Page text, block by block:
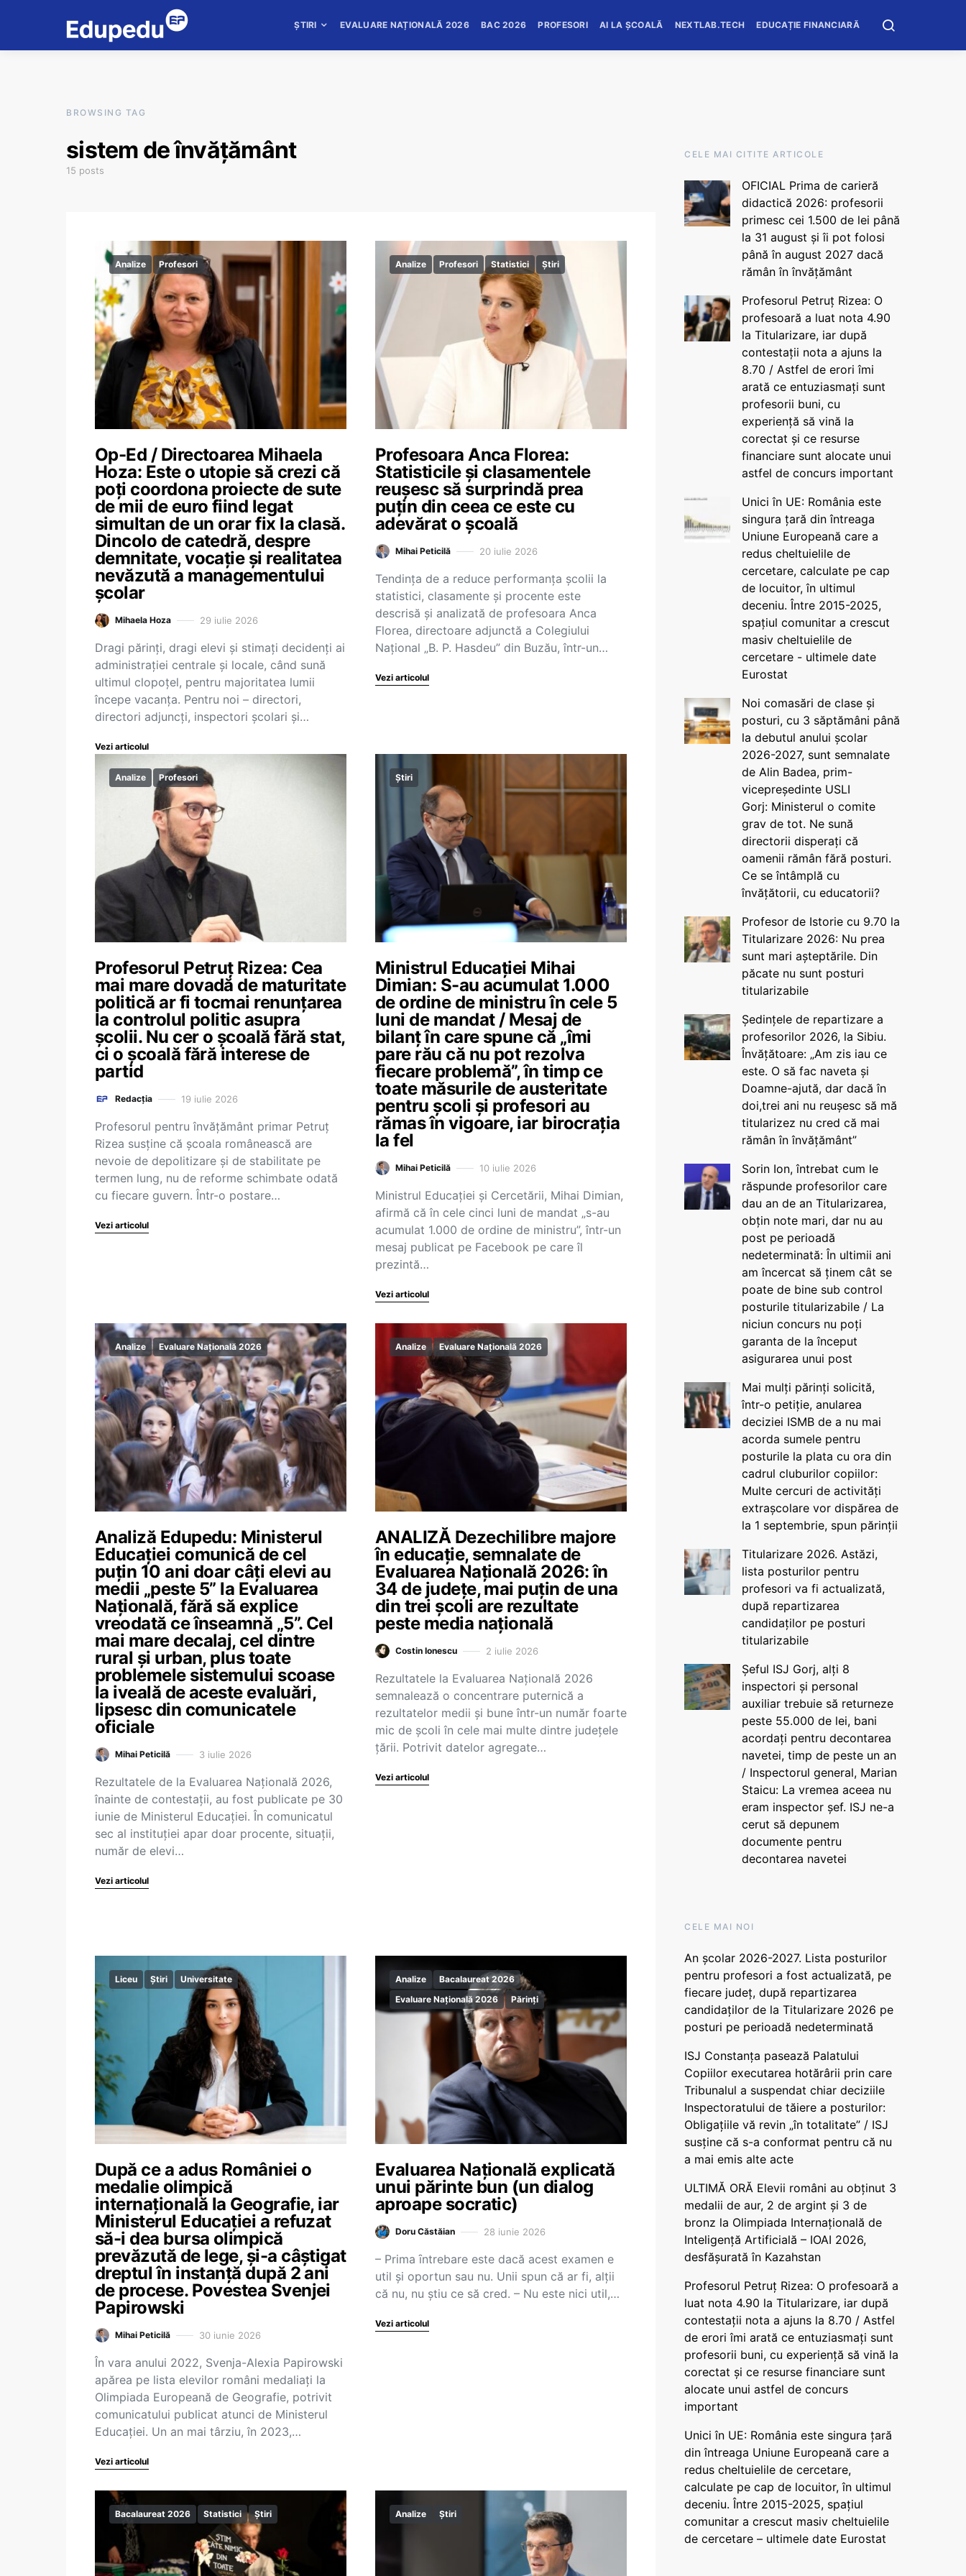
ȘTIRI EVALUARE NAȚIONALĂ 2026 BAC 2026 PROFESORI AI LA ȘCOALĂ NEXTLAB.TECH EDUCAȚIE FINANCIARĂ
BROWSING TAG
sistem de învățământ
15 posts
Analize Profesori
Op-Ed / Directoarea Mihaela
Hoza: Este o utopie să crezi că
poți coordona proiecte de sute
de mii de euro fiind legat
simultan de un orar fix la clasă.
Dincolo de catedră, despre
demnitate, vocație și realitatea
nevăzută a managementului
școlar
Mihaela Hoza 29 iulie 2026
Dragi părinți, dragi elevi și stimați decidenți ai
administrației centrale și locale, când sună
ultimul clopoțel, pentru majoritatea lumii
începe vacanța. Pentru noi – directori,
directori adjuncți, inspectori școlari și…
Vezi articolul
Analize Profesori Statistici Știri
Profesoara Anca Florea:
Statisticile și clasamentele
reușesc să surprindă prea
puțin din ceea ce este cu
adevărat o școală
Mihai Peticilă 20 iulie 2026
Tendința de a reduce performanța școlii la
statistici, clasamente și procente este
descrisă și analizată de profesoara Anca
Florea, directoare adjunctă a Colegiului
Național „B. P. Hasdeu” din Buzău, într-un…
Vezi articolul
Analize Profesori
Profesorul Petruț Rizea: Cea
mai mare dovadă de maturitate
politică ar fi tocmai renunțarea
la controlul politic asupra
școlii. Nu cer o școală fără stat,
ci o școală fără interese de
partid
Redacția 19 iulie 2026
Profesorul pentru învățământ primar Petruț
Rizea susține că școala românească are
nevoie de depolitizare și de stabilitate pe
termen lung, nu de reforme schimbate odată
cu fiecare guvern. Într-o postare…
Vezi articolul
Știri
Ministrul Educației Mihai
Dimian: S-au acumulat 1.000
de ordine de ministru în cele 5
luni de mandat / Mesaj de
bilanț în care spune că „îmi
pare rău că nu pot rezolva
fiecare problemă”, în timp ce
toate măsurile de austeritate
pentru școli și profesori au
rămas în vigoare, iar birocrația
la fel
Mihai Peticilă 10 iulie 2026
Ministrul Educației și Cercetării, Mihai Dimian,
afirmă că în cele cinci luni de mandat „s-au
acumulat 1.000 de ordine de ministru”, într-un
mesaj publicat pe Facebook pe care îl
prezintă…
Vezi articolul
Analize Evaluare Națională 2026
Analiză Edupedu: Ministerul
Educației comunică de cel
puțin 10 ani doar câți elevi au
medii „peste 5” la Evaluarea
Națională, fără să explice
vreodată ce înseamnă „5”. Cel
mai mare decalaj, cel dintre
rural și urban, plus toate
problemele sistemului scoase
la iveală de aceste evaluări,
lipsesc din comunicatele
oficiale
Mihai Peticilă 3 iulie 2026
Rezultatele de la Evaluarea Națională 2026,
înainte de contestații, au fost publicate pe 30
iunie de Ministerul Educației. În comunicatul
sec al instituției apar doar procente, situații,
număr de elevi…
Vezi articolul
Analize Evaluare Națională 2026
ANALIZĂ Dezechilibre majore
în educație, semnalate de
Evaluarea Națională 2026: în
34 de județe, mai puțin de una
din trei școli are rezultate
peste media națională
Costin Ionescu 2 iulie 2026
Rezultatele la Evaluarea Națională 2026
semnalează o concentrare puternică a
rezultatelor medii și bune într-un număr foarte
mic de școli în cele mai multe dintre județele
țării. Potrivit datelor agregate…
Vezi articolul
Liceu Știri Universitate
După ce a adus României o
medalie olimpică
internațională la Geografie, iar
Ministerul Educației a refuzat
să-i dea bursa olimpică
prevăzută de lege, și-a câștigat
dreptul în instanță după 2 ani
de procese. Povestea Svenjei
Papirowski
Mihai Peticilă 30 iunie 2026
În vara anului 2022, Svenja-Alexia Papirowski
apărea pe lista elevilor români medaliați la
Olimpiada Europeană de Geografie, potrivit
comunicatului publicat atunci de Ministerul
Educației. Un an mai târziu, în 2023,…
Vezi articolul
Analize
Bacalaureat 2026
Evaluare Națională 2026
Părinți
Evaluarea Naţională explicată
unui părinte bun (un dialog
aproape socratic)
Doru Căstăian 28 iunie 2026
– Prima ȋntrebare este dacă acest examen e
util şi oportun sau nu. Unii spun că ar fi, alţii
că nu, nu ştiu ce să cred. – Nu este nici util,…
Vezi articolul
Bacalaureat 2026 Statistici Știri Analize Știri
CELE MAI CITITE ARTICOLE
OFICIAL Prima de carieră
didactică 2026: profesorii
primesc cei 1.500 de lei până
la 31 august și îi pot folosi
până în august 2027 dacă
rămân în învățământ
Profesorul Petruț Rizea: O
profesoară a luat nota 4.90
la Titularizare, iar după
contestații nota a ajuns la
8.70 / Astfel de erori îmi
arată ce entuziasmați sunt
profesorii buni, cu
experiență să vină la
corectat și ce resurse
financiare sunt alocate unui
astfel de concurs important
Unici în UE: România este
singura țară din întreaga
Uniune Europeană care a
redus cheltuielile de
cercetare, calculate pe cap
de locuitor, în ultimul
deceniu. Între 2015-2025,
spațiul comunitar a crescut
masiv cheltuielile de
cercetare - ultimele date
Eurostat
Noi comasări de clase și
posturi, cu 3 săptămâni până
la debutul anului școlar
2026-2027, sunt semnalate
de Alin Badea, prim-
vicepreședinte USLI
Gorj: Ministerul o comite
grav de tot. Ne sună
directorii disperați că
oamenii rămân fără posturi.
Ce se întâmplă cu
învățătorii, cu educatorii?
Profesor de Istorie cu 9.70 la
Titularizare 2026: Nu prea
sunt mari așteptările. Din
păcate nu sunt posturi
titularizabile
Ședințele de repartizare a
profesorilor 2026, la Sibiu.
Învățătoare: „Am zis iau ce
este. O să fac naveta și
Doamne-ajută, dar dacă în
doi,trei ani nu reușesc să mă
titularizez nu cred că mai
rămân în învățământ”
Sorin Ion, întrebat cum le
răspunde profesorilor care
dau an de an Titularizarea,
obțin note mari, dar nu au
post pe perioadă
nedeterminată: În ultimii ani
am încercat să ținem cât se
poate de bine sub control
posturile titularizabile / La
niciun concurs nu poți
garanta de la început
asigurarea unui post
Mai mulți părinți solicită,
într-o petiție, anularea
deciziei ISMB de a nu mai
acorda sumele pentru
posturile la plata cu ora din
cadrul cluburilor copiilor:
Multe cercuri de activități
extrașcolare vor dispărea de
la 1 septembrie, spun părinții
Titularizare 2026. Astăzi,
lista posturilor pentru
profesori va fi actualizată,
după repartizarea
candidaților pe posturi
titularizabile
Șeful ISJ Gorj, alți 8
inspectori și personal
auxiliar trebuie să returneze
peste 55.000 de lei, bani
acordați pentru decontarea
navetei, timp de peste un an
/ Inspectorul general, Marian
Staicu: La vremea aceea nu
eram inspector șef. ISJ ne-a
cerut să depunem
documente pentru
decontarea navetei
CELE MAI NOI
An școlar 2026-2027. Lista posturilor
pentru profesori a fost actualizată, pe
fiecare județ, după repartizarea
candidaților de la Titularizare 2026 pe
posturi pe perioadă nedeterminată
ISJ Constanța pasează Palatului
Copiilor executarea hotărârii prin care
Tribunalul a suspendat chiar deciziile
Inspectoratului de tăiere a posturilor:
Obligațiile vă revin „în totalitate” / ISJ
susține că s-a conformat pentru că nu
a mai emis alte acte
ULTIMĂ ORĂ Elevii români au obținut 3
medalii de aur, 2 de argint și 3 de
bronz la Olimpiada Internațională de
Inteligență Artificială – IOAI 2026,
desfășurată în Kazahstan
Profesorul Petruț Rizea: O profesoară a
luat nota 4.90 la Titularizare, iar după
contestații nota a ajuns la 8.70 / Astfel
de erori îmi arată ce entuziasmați sunt
profesorii buni, cu experiență să vină la
corectat și ce resurse financiare sunt
alocate unui astfel de concurs
important
Unici în UE: România este singura țară
din întreaga Uniune Europeană care a
redus cheltuielile de cercetare,
calculate pe cap de locuitor, în ultimul
deceniu. Între 2015-2025, spațiul
comunitar a crescut masiv cheltuielile
de cercetare – ultimele date Eurostat